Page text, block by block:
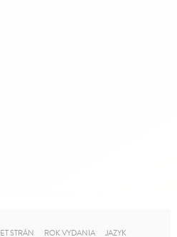
STRÁN ROK VYDANIA JAZYK